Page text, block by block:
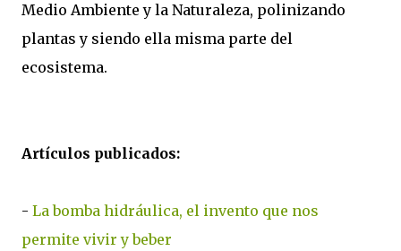
Medio Ambiente y la Naturaleza, polinizando
plantas y siendo ella misma parte del
ecosistema.
Artículos publicados:
- La bomba hidráulica, el invento que nos
permite vivir y beber